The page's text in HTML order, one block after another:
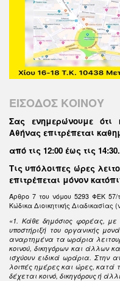
ΕΙΣΟΔΟΣ ΚΟΙΝΟΥ
Σας ενημερώνουμε ότι
Αθήνας επιτρέπεται
από τις 12:00 έως τις 14:30.
Τις υπόλοιπες ώρες
επιτρέπεται μόνον
Άρθρο 7 του νόμου 5293 ΦΕΚ 57/
Κώδικα Διοικητικής Διαδικασίας
«1. Κάθε δημόσιος φορέας, με
υποστήριξή του οργανικής
αναρτημένα τα ωράρια
κοινού, δικηγόρων και άλλων
ισχύουν ειδικά ωράρια. Στην
λοιπές ημέρες και ώρες, κατά
δέχεται κοινό, δικηγόρους ή